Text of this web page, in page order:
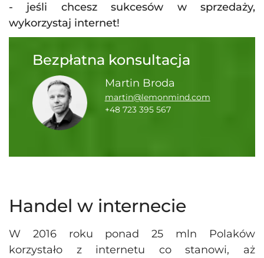
- jeśli chcesz sukcesów w sprzedaży,
wykorzystaj internet!
Bezpłatna konsultacja
Martin Broda
martin@lemonmind.com
+48 723 395 567
Handel w internecie
W 2016 roku ponad 25 mln Polaków
korzystało z internetu co stanowi, aż